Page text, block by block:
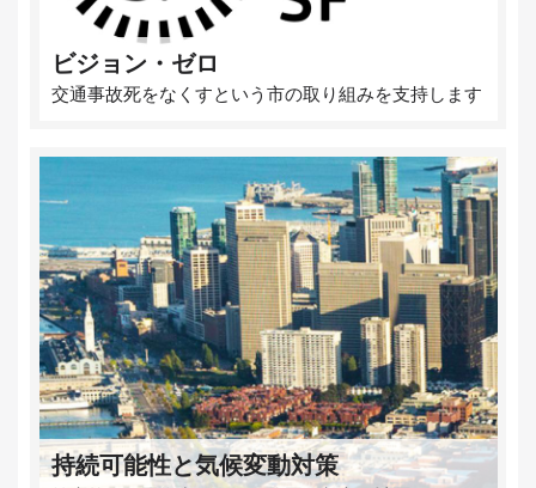
ビジョン・ゼロ
交通事故死をなくすという市の取り組みを支持します
持続可能性と気候変動対策